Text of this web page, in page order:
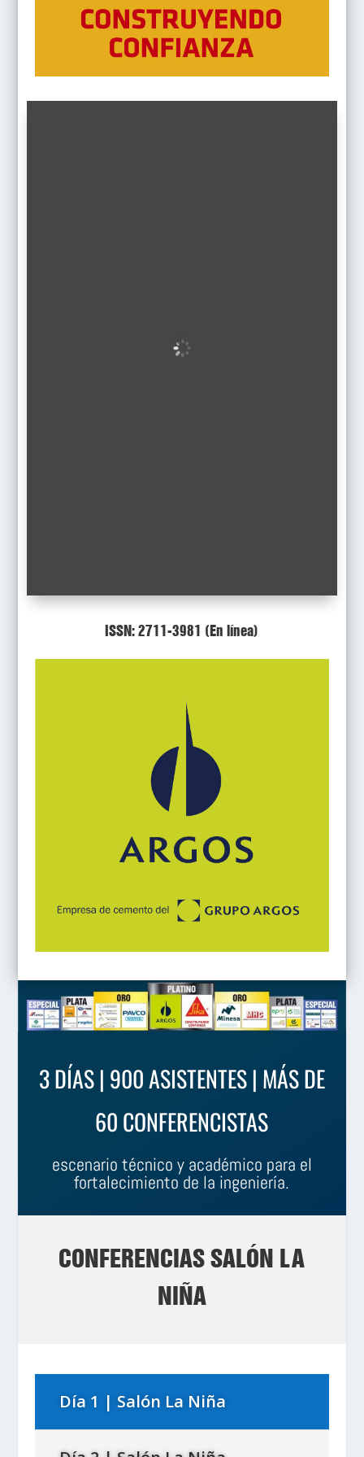
ISSN: 2711-3981 (En línea)
3 DÍAS | 900 ASISTENTES | MÁS DE
60 CONFERENCISTAS
escenario técnico y académico para el
fortalecimiento de la ingeniería.
CONFERENCIAS SALÓN LA
NIÑA
Día 1 | Salón La Niña